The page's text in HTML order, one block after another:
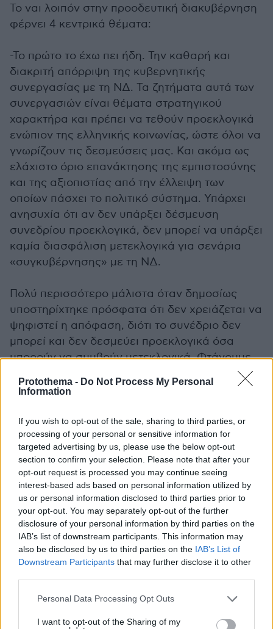
Protothema - Do Not Process My Personal
Information
If you wish to opt-out of the sale, sharing to third parties, or
processing of your personal or sensitive information for
targeted advertising by us, please use the below opt-out
section to confirm your selection. Please note that after your
opt-out request is processed you may continue seeing
interest-based ads based on personal information utilized by
us or personal information disclosed to third parties prior to
your opt-out. You may separately opt-out of the further
disclosure of your personal information by third parties on the
IAB’s list of downstream participants. This information may
also be disclosed by us to third parties on the IAB’s List of
Downstream Participants that may further disclose it to other
Please note that this website/app uses one or more Google
not limited to your visit or usage behaviour. You may click to
Personal Data Processing Opt Outs
I want to opt-out of the Sharing of my
Το ναι λοιπόν στην προοδευτική διακυβέρνηση
φέρνει 4 κεντρικά θέματα:
-Το πρώτο το έχω πει ήδη. Την καθαρή και
διακριτή απόρριψη της κυβερνητικής
συνεργασίας με τη ΝΔ. Τα ζητήματα αυτά των
συνεργασιών είναι θέματα στρατηγικού
χαρακτήρα και πρέπει να τεθούν προεκλογικά
ενώπιον της ελληνικής κοινωνίας, ώστε όλοι να
γνωρίζουν τις δεσμεύσεις μας. Και ακόμα ως
ελάχιστο όριο επανάκτησης της εμπιστοσύνης
και της αξιοπιστίας από την έλλειψη των
οποίων πάσχει το πολιτικό σύστημα. Υπάρχει
ανησυχία ότι αν δεν υπάρξει δέσμευση
συνεδρίου προεκλογικά, δεν μπορεί να υπάρξει
καμία διασφάλιση μετεκλογικά για σενάρια
«συγκυβέρνησης» με τη ΝΔ.
Πολύ περισσότερο μάλιστα όταν δημοσίως
υποστηρίχτηκε πρόσφατα ότι δεν χρειάζεται να
ψηφιστεί η απόφαση, διότι το συνέδριο δεν
μπορεί και δεν δεσμεύει προεκλογικά όσα
μπορούν να συμβούν μετεκλογικά. Φτάνουμε
συνεδρίου προκαταβολικά. Στο παρελθόν το
-Το ναι στην προοδευτική διακυβέρνηση όμως
σημαίνει και κάτι άλλο.
Πρέπει να αρχίσουμε από τώρα να διερευνούμε
τη δυνατότητα σχηματισμού μιας εναλλακτικής
προοδευτικής διακυβέρνησης για τη χώρα με
το ΠΑΣΟΚ πρωταγωνιστή. Χωρίς
καθυστερήσεις. Χωρίς να περιμένουμε το
συνέδριό μας. Από τώρα να εκκινήσει ο
προγραμματικός διάλογος με τις άλλες
προοδευτικές δυνάμεις και όλους όσοι